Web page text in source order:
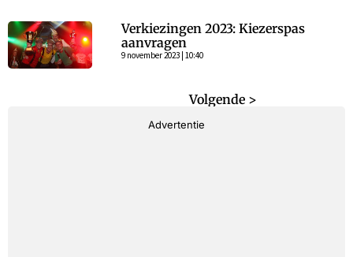
Verkiezingen 2023: Kiezerspas
aanvragen
9 november 2023 | 10:40
Volgende >
Advertentie